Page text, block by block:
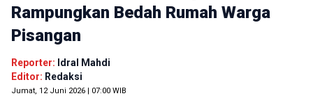
Rampungkan Bedah Rumah Warga
Pisangan
Reporter: Idral Mahdi
Editor: Redaksi
Jumat, 12 Juni 2026 | 07:00 WIB